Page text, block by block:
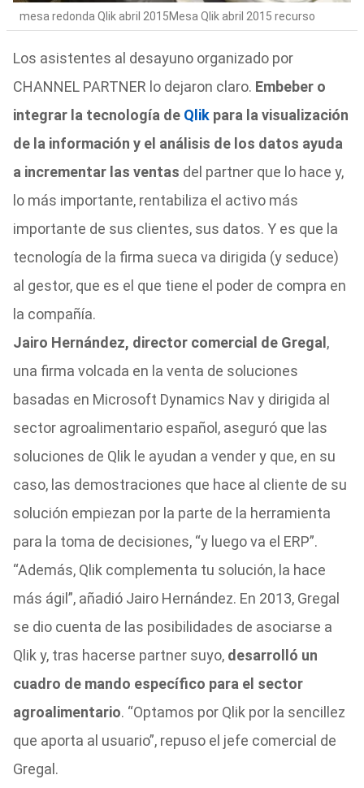
mesa redonda Qlik abril 2015Mesa Qlik abril 2015 recurso
Los asistentes al desayuno organizado por
CHANNEL PARTNER lo dejaron claro. Embeber o
integrar la tecnología de Qlikpara la visualización
de la información y el análisis de los datos ayuda
a incrementar las ventas del partner que lo hace y,
lo más importante, rentabiliza el activo más
importante de sus clientes, sus datos. Y es que la
tecnología de la firma sueca va dirigida (y seduce)
al gestor, que es el que tiene el poder de compra en
la compañía.
Jairo Hernández, director comercial de Gregal ,
una firma volcada en la venta de soluciones
basadas en Microsoft Dynamics Nav y dirigida al
sector agroalimentario español, aseguró que las
soluciones de Qlik le ayudan a vender y que, en su
caso, las demostraciones que hace al cliente de su
solución empiezan por la parte de la herramienta
para la toma de decisiones, “y luego va el ERP”.
“Además, Qlik complementa tu solución, la hace
más ágil”, añadió Jairo Hernández. En 2013, Gregal
se dio cuenta de las posibilidades de asociarse a
Qlik y, tras hacerse partner suyo, desarrolló un
cuadro de mando específico para el sector
agroalimentario. “Optamos por Qlik por la sencillez
que aporta al usuario”, repuso el jefe comercial de
Gregal.